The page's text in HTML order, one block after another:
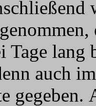
Tage lang
auch